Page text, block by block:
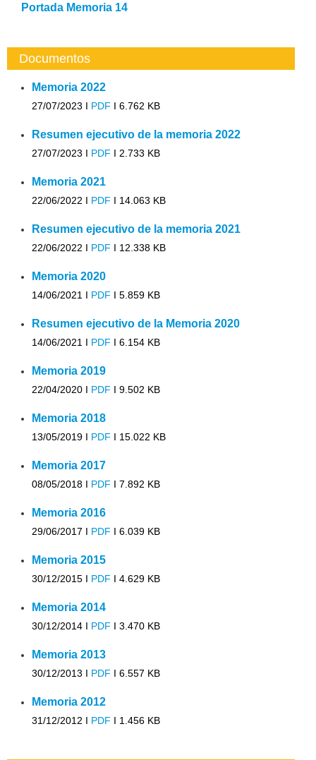
Portada Memoria 14
Documentos
Memoria 2022
27/07/2023 I PDF I 6.762 KB
Resumen ejecutivo de la memoria 2022
27/07/2023 I PDF I 2.733 KB
Memoria 2021
22/06/2022 I PDF I 14.063 KB
Resumen ejecutivo de la memoria 2021
22/06/2022 I PDF I 12.338 KB
Memoria 2020
14/06/2021 I PDF I 5.859 KB
Resumen ejecutivo de la Memoria 2020
14/06/2021 I PDF I 6.154 KB
Memoria 2019
22/04/2020 I PDF I 9.502 KB
Memoria 2018
13/05/2019 I PDF I 15.022 KB
Memoria 2017
08/05/2018 I PDF I 7.892 KB
Memoria 2016
29/06/2017 I PDF I 6.039 KB
Memoria 2015
30/12/2015 I PDF I 4.629 KB
Memoria 2014
30/12/2014 I PDF I 3.470 KB
Memoria 2013
30/12/2013 I PDF I 6.557 KB
Memoria 2012
31/12/2012 I PDF I 1.456 KB